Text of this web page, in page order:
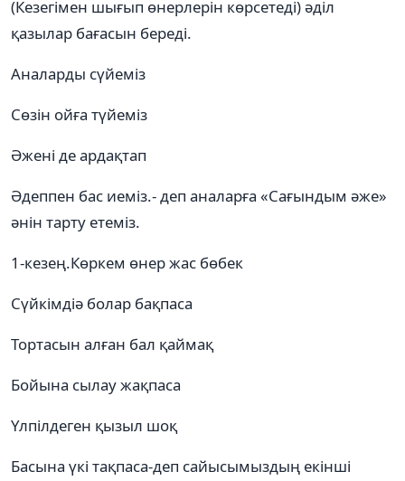
(Кезегімен шығып өнерлерін көрсетеді) әділ
қазылар бағасын береді.
Аналарды сүйеміз
Сөзін ойға түйеміз
Әжені де ардақтап
Әдеппен бас иеміз.- деп аналарға «Сағындым әже»
әнін тарту етеміз.
1-кезең.Көркем өнер жас бөбек
Сүйкімдіә болар бақпаса
Тортасын алған бал қаймақ
Бойына сылау жақпаса
Үлпілдеген қызыл шоқ
Басына үкі тақпаса-деп сайысымыздың екінші